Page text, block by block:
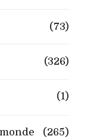
(73)
(326)
(1)
(265)